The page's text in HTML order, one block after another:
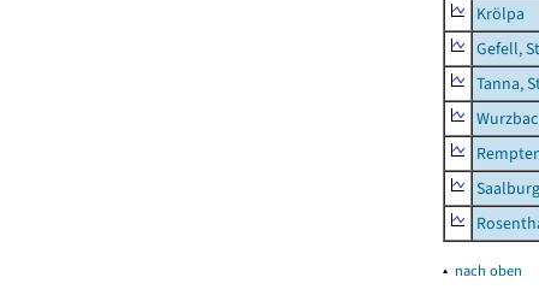
Krölpa
Gefell,
Tanna,
▴ nach oben